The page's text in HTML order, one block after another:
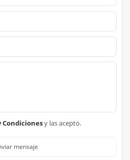
Condicionesy las acepto.
mensaje